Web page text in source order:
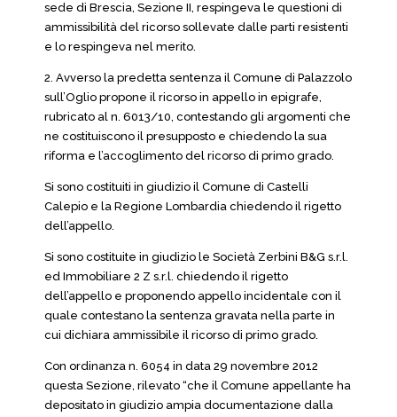
sede di Brescia, Sezione II, respingeva le questioni di
ammissibilità del ricorso sollevate dalle parti resistenti
e lo respingeva nel merito.
2. Avverso la predetta sentenza il Comune di Palazzolo
sull’Oglio propone il ricorso in appello in epigrafe,
rubricato al n. 6013/10, contestando gli argomenti che
ne costituiscono il presupposto e chiedendo la sua
riforma e l’accoglimento del ricorso di primo grado.
Si sono costituiti in giudizio il Comune di Castelli
Calepio e la Regione Lombardia chiedendo il rigetto
dell’appello.
Si sono costituite in giudizio le Società Zerbini B&G s.r.l.
ed Immobiliare 2 Z s.r.l. chiedendo il rigetto
dell’appello e proponendo appello incidentale con il
quale contestano la sentenza gravata nella parte in
cui dichiara ammissibile il ricorso di primo grado.
Con ordinanza n. 6054 in data 29 novembre 2012
questa Sezione, rilevato “che il Comune appellante ha
depositato in giudizio ampia documentazione dalla